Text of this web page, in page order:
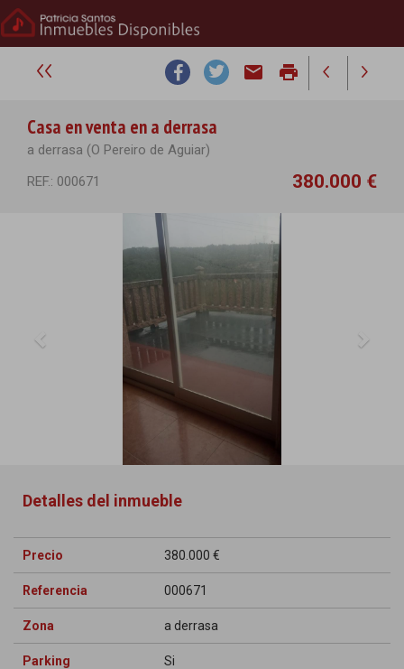
email print
Casa en venta en a derrasa
a derrasa (O Pereiro de Aguiar)
REF.: 000671
380.000 €
Detalles del inmueble
Precio 380.000 €
Referencia 000671
Zona a derrasa
Parking Si